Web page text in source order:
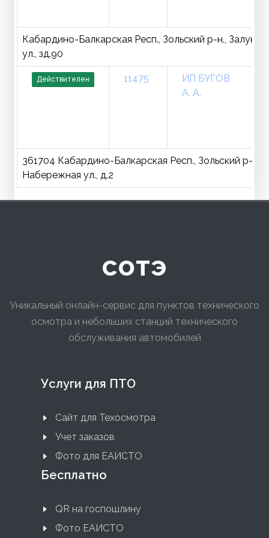
Кабардино-Балкарская Респ., Зольский р-н.,
ул., зд.90
Действителен 11475
ИП БУГОВ
А. А.
361704 Кабардино-Балкарская Респ., Зольский р-н.,
Набережная ул., д.2
сотэ
Уникальный онлайн-сервис для пунктов технического
осмотра и небольших станций технического
обслуживания автомобилей
Услуги для ПТО
Сайт для Техосмотра
Учет заказов
Фото для ЕАИСТО
Бесплатно
QR на госпошлину
Фото ЕАИСТО